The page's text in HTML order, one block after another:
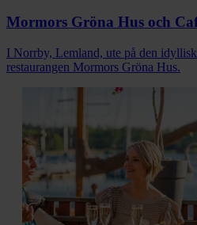
Mormors Gröna Hus och
I Norrby, Lemland, ute på den
restaurangen Mormors Gröna Hus.